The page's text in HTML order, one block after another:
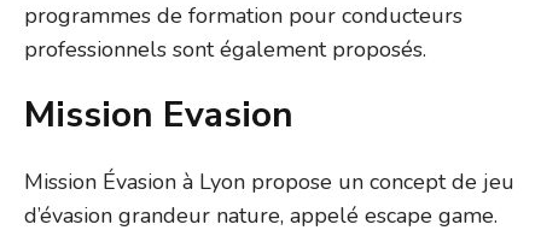
programmes de formation pour conducteurs
professionnels sont également proposés.
Mission Evasion
Mission Évasion à Lyon propose un concept de jeu
d’évasion grandeur nature, appelé escape game.